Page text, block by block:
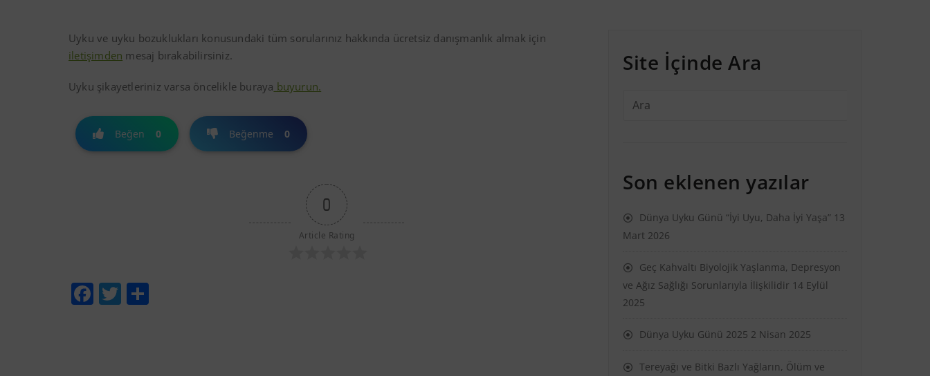
Uyku ve uyku bozuklukları konusundaki tüm sorularınız hakkında ücretsiz danışmanlık almak için
iletişimden mesaj bırakabilirsiniz.
Uyku şikayetleriniz varsa öncelikle buraya buyurun.
Beğen 0 Beğenme 0
0
Article Rating
Facebook
Twitter
Site İçinde Ara
Son eklenen yazılar
Dünya Uyku Günü “İyi Uyu, Daha İyi Yaşa” 13
Mart 2026
Geç Kahvaltı Biyolojik Yaşlanma, Depresyon
ve Ağız Sağlığı Sorunlarıyla İlişkilidir 14 Eylül
2025
Dünya Uyku Günü 2025 2 Nisan 2025
Tereyağı ve Bitki Bazlı Yağların, Ölüm ve